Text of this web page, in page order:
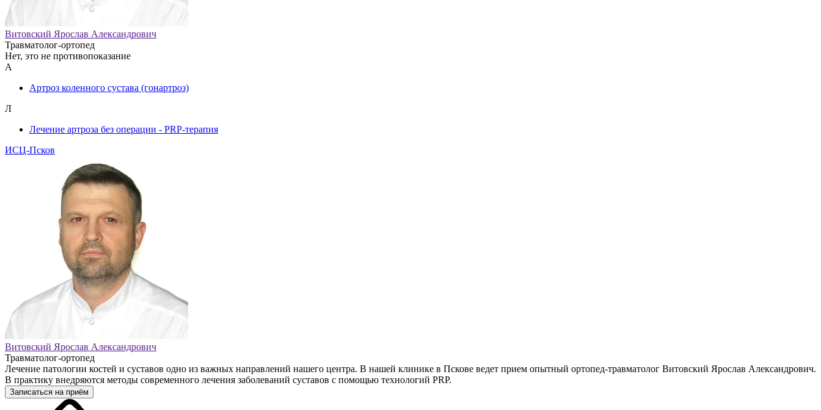
Витовский Ярослав Александрович
Травматолог-ортопед
Нет, это не противопоказание
А
Артроз коленного сустава (гонартроз)
Л
Лечение артроза без операции - PRP-терапия
ИСЦ-Псков
Витовский Ярослав Александрович
Травматолог-ортопед
Лечение патологии костей и суставов одно из важных направлений нашего центра. В нашей клинике в Пскове ведет прием опытный ортопед-травматолог Витовский Ярослав Александрович.
В практику внедряются методы современного лечения заболеваний суставов с помощью технологий PRP.
Записаться на приём